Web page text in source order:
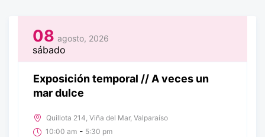
08 agosto, 2026
sábado
Exposición temporal // A veces un
mar dulce
Quillota 214, Viña del Mar, Valparaíso
10:00 am - 5:30 pm